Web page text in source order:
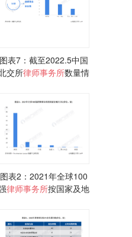
图表7：截至2022.5中国
交所律师事务所数量情
图表2：2021年全球100
律师事务所按国家及地